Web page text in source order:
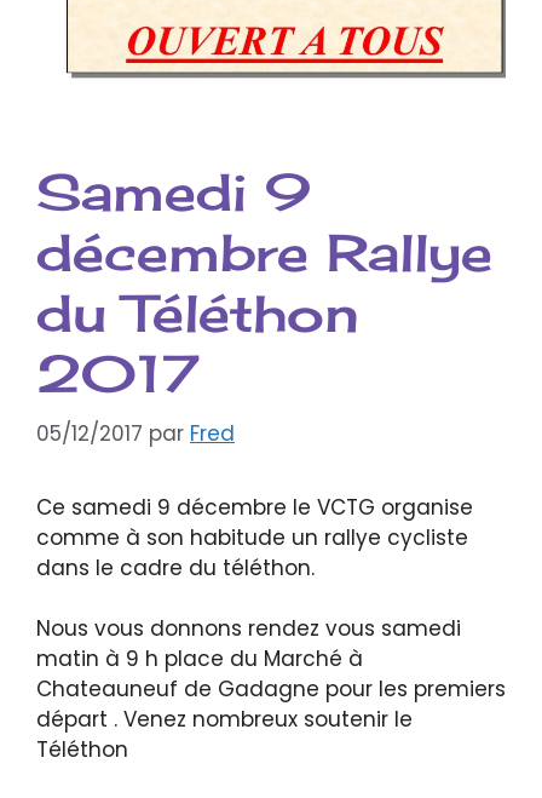
Samedi 9
décembre Rallye
du Téléthon
2017
05/12/2017 par Fred
Ce samedi 9 décembre le VCTG organise
comme à son habitude un rallye cycliste
dans le cadre du téléthon.
Nous vous donnons rendez vous samedi
matin à 9 h place du Marché à
Chateauneuf de Gadagne pour les premiers
départ . Venez nombreux soutenir le
Téléthon